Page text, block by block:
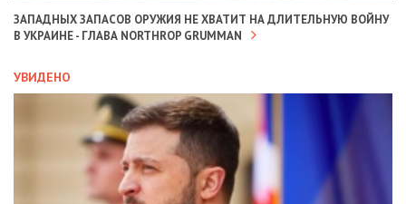
ЗАПАДНЫХ ЗАПАСОВ ОРУЖИЯ НЕ ХВАТИТ НА ДЛИТЕЛЬНУЮ ВОЙНУ
В УКРАИНЕ - ГЛАВА NORTHROP GRUMMAN
УВИДЕНО